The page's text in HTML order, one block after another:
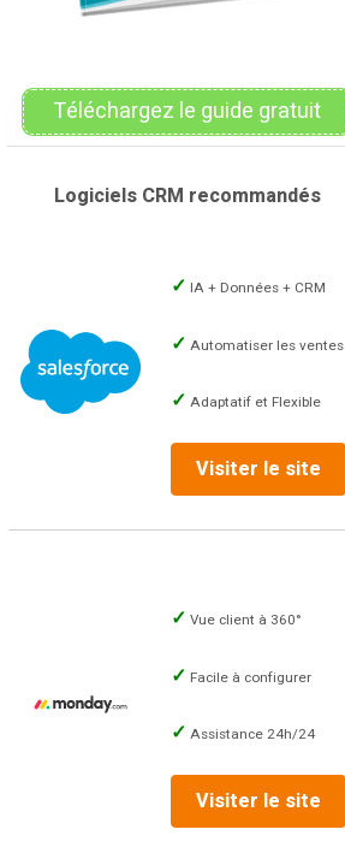
Téléchargez le guide gratuit
Logiciels CRM recommandés
IA + Données + CRM
Automatiser les ventes
Adaptatif et Flexible
Visiter le site
Vue client à 360°
Facile à configurer
Assistance 24h/24
Visiter le site